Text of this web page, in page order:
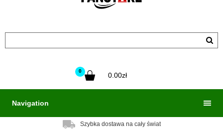
0
0.00zł
Navigation
Szybka dostawa na cały świat